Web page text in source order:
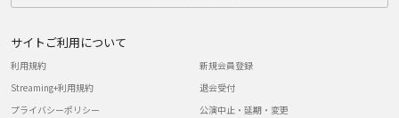
サイトご利用について
利用規約
Streaming+利用規約
プライバシーポリシー
新規会員登録
退会受付
公演中止・延期・変更